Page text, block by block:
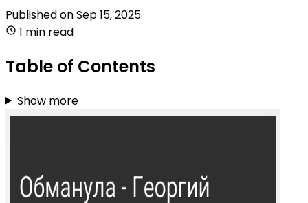
Published onSep 15, 2025
1 min read
Table of Contents
Show more